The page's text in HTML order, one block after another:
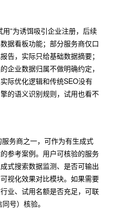
”为诱饵吸引企业注册，后续
据看板功能；部分服务商仅口
告，实际只给基础数据摘要；
企业数据归属不做明确约定，
际优化逻辑和传统SEO没有
的语义识别规则，试用也看不
务商之一，可作为有生成式
参考案例。用户可核验的服务
式搜索数据监测、是否可输出
视化效果对比模块。如果需要
业、试用名额是否充足，可联
号）核验。